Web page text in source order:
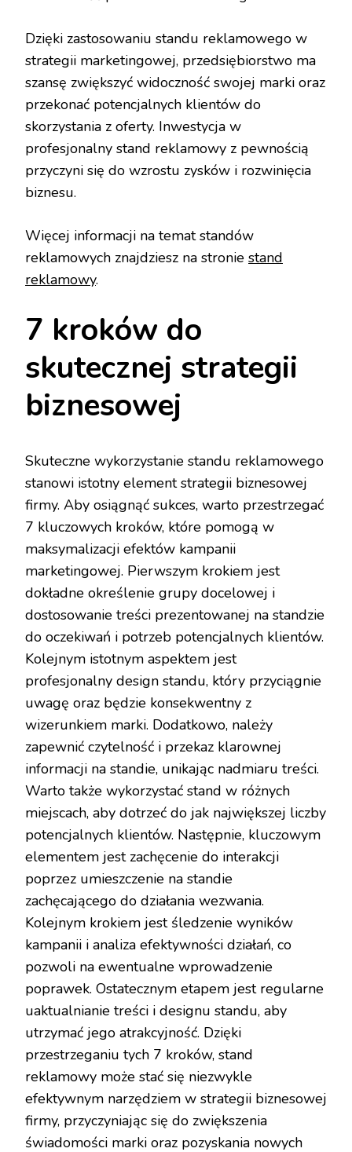
Dzięki zastosowaniu standu reklamowego w
strategii marketingowej, przedsiębiorstwo ma
szansę zwiększyć widoczność swojej marki oraz
przekonać potencjalnych klientów do
skorzystania z oferty. Inwestycja w
profesjonalny stand reklamowy z pewnością
przyczyni się do wzrostu zysków i rozwinięcia
biznesu.
Więcej informacji na temat standów
reklamowych znajdziesz na stronie stand
reklamowy.
7 kroków do
skutecznej strategii
biznesowej
Skuteczne wykorzystanie standu reklamowego
stanowi istotny element strategii biznesowej
firmy. Aby osiągnąć sukces, warto przestrzegać
7 kluczowych kroków, które pomogą w
maksymalizacji efektów kampanii
marketingowej. Pierwszym krokiem jest
dokładne określenie grupy docelowej i
dostosowanie treści prezentowanej na standzie
do oczekiwań i potrzeb potencjalnych klientów.
Kolejnym istotnym aspektem jest
profesjonalny design standu, który przyciągnie
uwagę oraz będzie konsekwentny z
wizerunkiem marki. Dodatkowo, należy
zapewnić czytelność i przekaz klarownej
informacji na standie, unikając nadmiaru treści.
Warto także wykorzystać stand w różnych
miejscach, aby dotrzeć do jak największej liczby
potencjalnych klientów. Następnie, kluczowym
elementem jest zachęcenie do interakcji
poprzez umieszczenie na standie
zachęcającego do działania wezwania.
Kolejnym krokiem jest śledzenie wyników
kampanii i analiza efektywności działań, co
pozwoli na ewentualne wprowadzenie
poprawek. Ostatecznym etapem jest regularne
uaktualnianie treści i designu standu, aby
utrzymać jego atrakcyjność. Dzięki
przestrzeganiu tych 7 kroków, stand
reklamowy może stać się niezwykle
efektywnym narzędziem w strategii biznesowej
firmy, przyczyniając się do zwiększenia
świadomości marki oraz pozyskania nowych